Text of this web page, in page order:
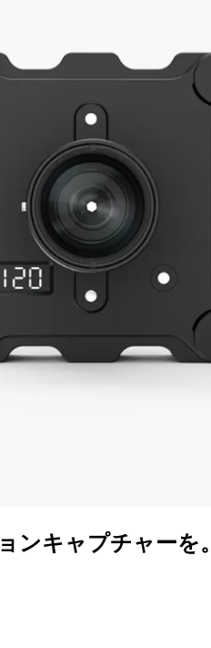
ンキャプチャーを。